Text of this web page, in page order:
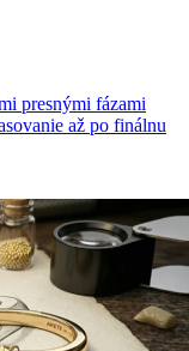
presnými fázami
až po finálnu